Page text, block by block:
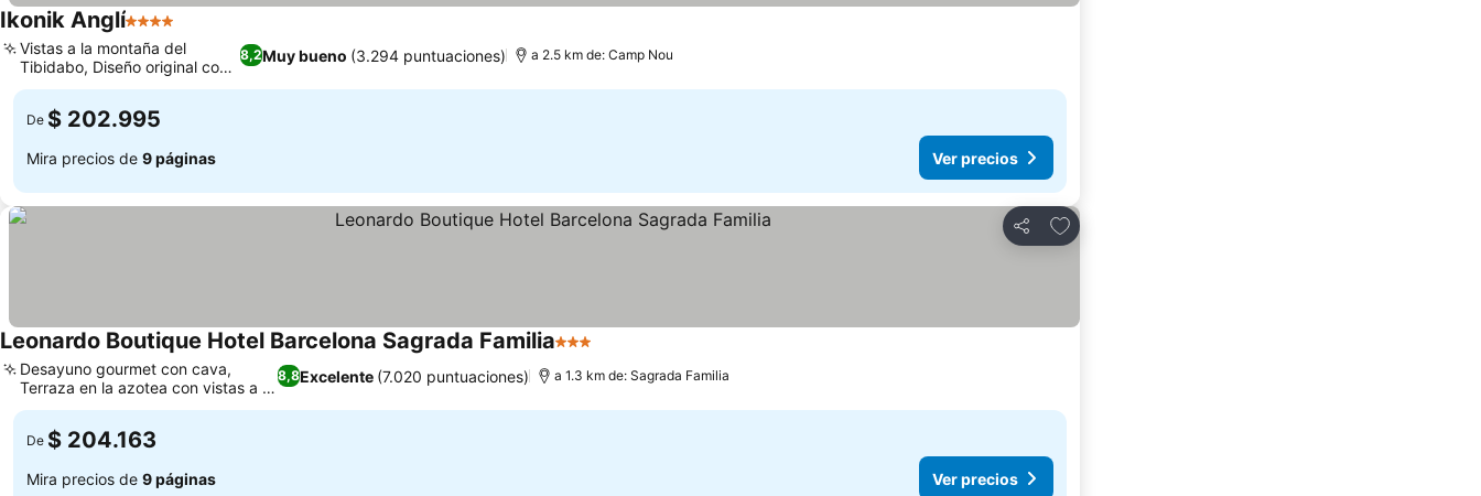
Ikonik Anglí4 Estrellas
8,2Muy bueno (3.294 puntuaciones)
Vistas a la montaña del
Tibidabo, Diseño original con
grafitis
a 2.5 km de: Camp Nou
De $ 202.995
Mira precios de 9 páginas Ver precios
Compartir
Agregar a favoritos
Leonardo Boutique Hotel Barcelona Sagrada Familia3 Estrellas
8,8Excelente (7.020 puntuaciones)
Desayuno gourmet con cava,
Terraza en la azotea con vistas a la
ciudad
a 1.3 km de: Sagrada Familia
De $ 204.163
Mira precios de 9 páginas Ver precios